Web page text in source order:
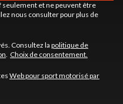
seulement et ne peuvent être
nous consulter pour plus de
Consultez la politique de
. Choix de consentement.
Web pour sport motorisé par